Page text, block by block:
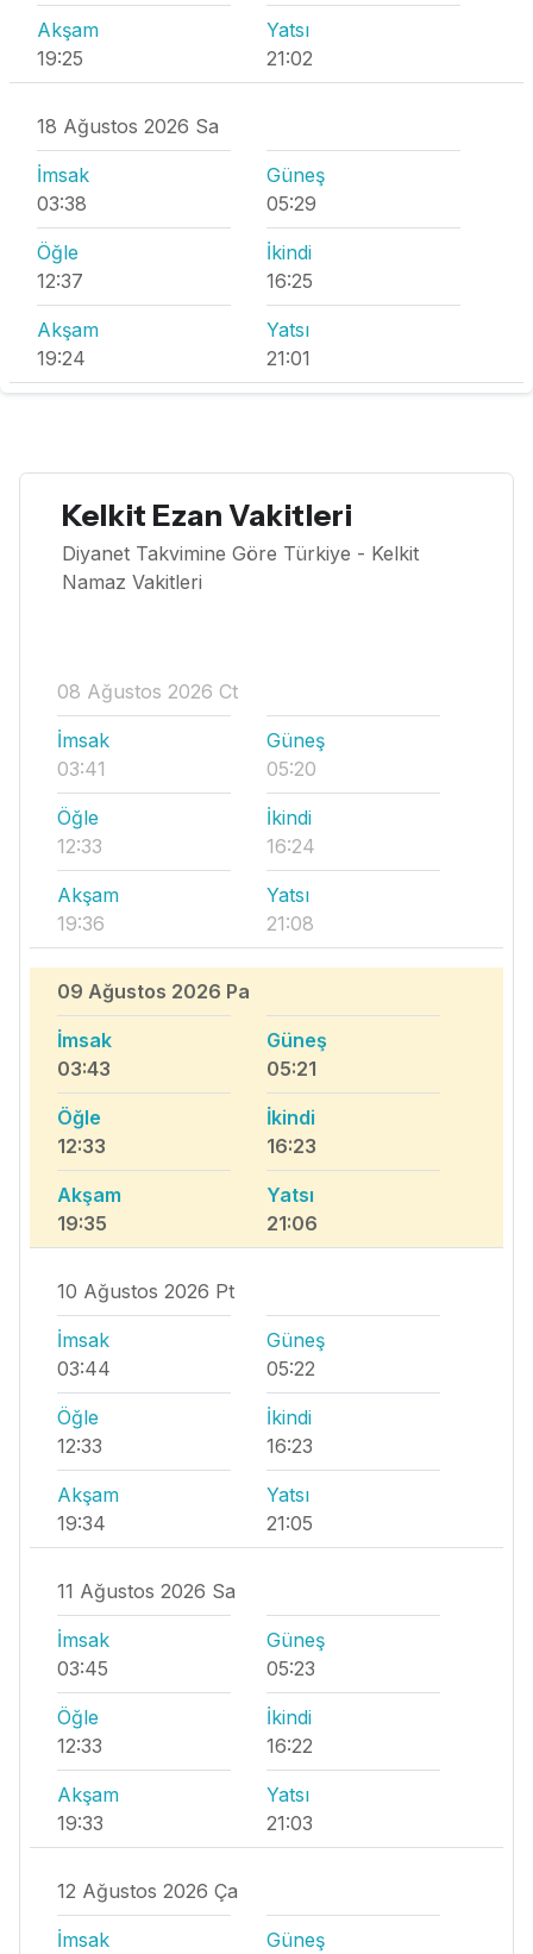
Akşam
19:25
Yatsı
21:02
18 Ağustos 2026 Sa
İmsak
03:38
Güneş
05:29
Öğle
12:37
İkindi
16:25
Akşam
19:24
Yatsı
21:01
Kelkit Ezan Vakitleri
Diyanet Takvimine Göre Türkiye - Kelkit
Namaz Vakitleri
08 Ağustos 2026 Ct
İmsak
03:41
Güneş
05:20
Öğle
12:33
İkindi
16:24
Akşam
19:36
Yatsı
21:08
09 Ağustos 2026 Pa
İmsak
03:43
Güneş
05:21
Öğle
12:33
İkindi
16:23
Akşam
19:35
Yatsı
21:06
10 Ağustos 2026 Pt
İmsak
03:44
Güneş
05:22
Öğle
12:33
İkindi
16:23
Akşam
19:34
Yatsı
21:05
11 Ağustos 2026 Sa
İmsak
03:45
Güneş
05:23
Öğle
12:33
İkindi
16:22
Akşam
19:33
Yatsı
21:03
12 Ağustos 2026 Ça
İmsak Güneş